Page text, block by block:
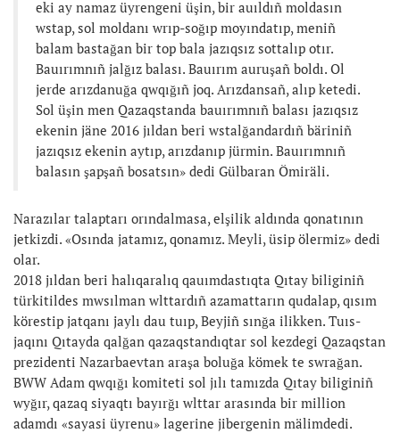
eki ay namaz üyrengeni üşin, bir auıldıñ moldasın
wstap, sol moldanı wrıp-soğıp moyındatıp, meniñ
balam bastağan bir top bala jazıqsız sottalıp otır.
Bauırımnıñ jalğız balası. Bauırım auruşañ boldı. Ol
jerde arızdanuğa qwqığıñ joq. Arızdansañ, alıp ketedi.
Sol üşin men Qazaqstanda bauırımnıñ balası jazıqsız
ekenin jäne 2016 jıldan beri wstalğandardıñ bäriniñ
jazıqsız ekenin aytıp, arızdanıp jürmin. Bauırımnıñ
balasın şapşañ bosatsın» dedi Gülbaran Ömiräli.
Narazılar talaptarı orındalmasa, elşilik aldında qonatının
jetkizdi. «Osında jatamız, qonamız. Meyli, üsip ölermiz» dedi
olar.
2018 jıldan beri halıqaralıq qauımdastıqta Qıtay biliginiñ
türkitildes mwsılman wlttardıñ azamattarın qudalap, qısım
körestip jatqanı jaylı dau tuıp, Beyjiñ sınğa ilikken. Tuıs-
jaqını Qıtayda qalğan qazaqstandıqtar sol kezdegi Qazaqstan
prezidenti Nazarbaevtan araşa boluğa kömek te swrağan.
BWW Adam qwqığı komiteti sol jılı tamızda Qıtay biliginiñ
wyğır, qazaq siyaqtı bayırğı wlttar arasında bir million
adamdı «sayasi üyrenu» lagerine jibergenin mälimdedi.